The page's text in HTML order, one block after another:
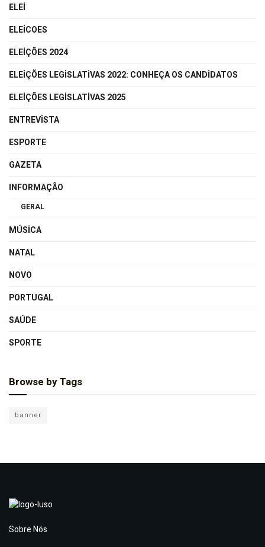
ELEI
ELEICOES
ELEIÇÕES 2024
ELEIÇÕES LEGISLATIVAS 2022: CONHEÇA OS CANDIDATOS
ELEIÇÕES LEGISLATIVAS 2025
ENTREVISTA
ESPORTE
GAZETA
INFORMAÇÃO
GERAL
MÚSICA
NATAL
NOVO
PORTUGAL
SAÚDE
SPORTE
Browse by Tags
banner
Sobre Nós